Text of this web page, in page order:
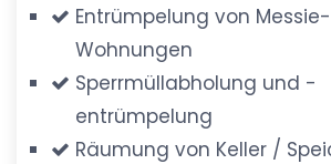
Entrümpelung von Messie-
Wohnungen
Sperrmüllabholung und -
entrümpelung
Räumung von Keller /